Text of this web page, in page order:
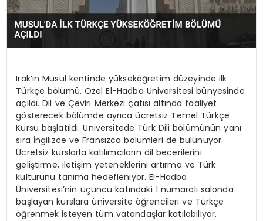
Irak’ın Musul kentinde yükseköğretim düzeyinde ilk
Türkçe bölümü, Özel El-Hadba Üniversitesi bünyesinde
açıldı. Dil ve Çeviri Merkezi çatısı altında faaliyet
gösterecek bölümde ayrıca ücretsiz Temel Türkçe
Kursu başlatıldı. Üniversitede Türk Dili bölümünün yanı
sıra İngilizce ve Fransızca bölümleri de bulunuyor.
Ücretsiz kurslarla katılımcıların dil becerilerini
geliştirme, iletişim yeteneklerini artırma ve Türk
kültürünü tanıma hedefleniyor. El-Hadba
Üniversitesi’nin üçüncü katındaki 1 numaralı salonda
başlayan kurslara üniversite öğrencileri ve Türkçe
öğrenmek isteyen tüm vatandaşlar katılabiliyor.